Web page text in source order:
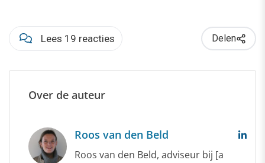
Lees 19 reacties Delen
Over de auteur
Roos van den Beld
Roos van den Beld, adviseur bij [a